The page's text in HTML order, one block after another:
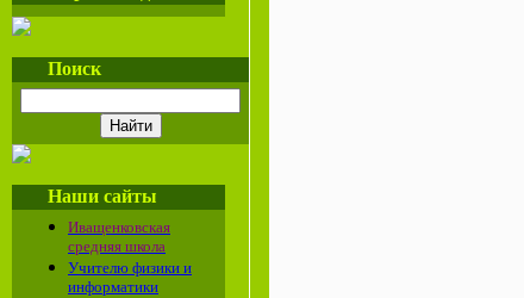
Поиск
Наши сайты
Иващенковская
средняя школа
Учителю физики и
информатики